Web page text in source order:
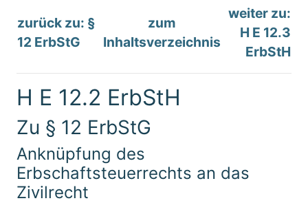
zurück zu: §
12 ErbStG
zum
Inhaltsverzeichnis
weiter zu:
H E 12.3
ErbStH
H E 12.2 ErbStH
Zu § 12 ErbStG
Anknüpfung des
Erbschaftsteuerrechts an das
Zivilrecht